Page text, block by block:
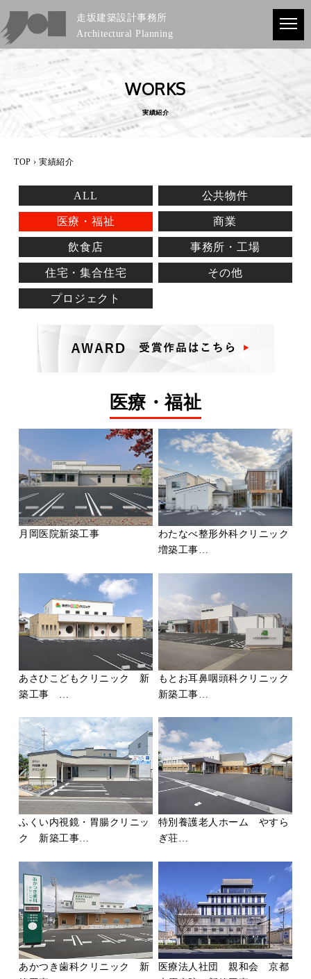
走坂建築設計事務所
Architectural Planning
WORKS
実績紹介
TOP › 実績紹介
ALL 公共物件
医療・福祉 商業
飲食店 事務所・工場
住宅・集合住宅 その他
プロジェクト
医療・福祉
月岡医院新築工事
わたなべ整形外科クリニック
増築工事…
あさひこどもクリニック 新
築工事 …
もとお耳鼻咽頭科クリニック
新築工事…
ふくい内視鏡・胃腸クリニッ
ク 新築工事…
特別養護老人ホーム やすら
ぎ荘…
あかつき歯科クリニック 新
医療法人社団 親和会 京都